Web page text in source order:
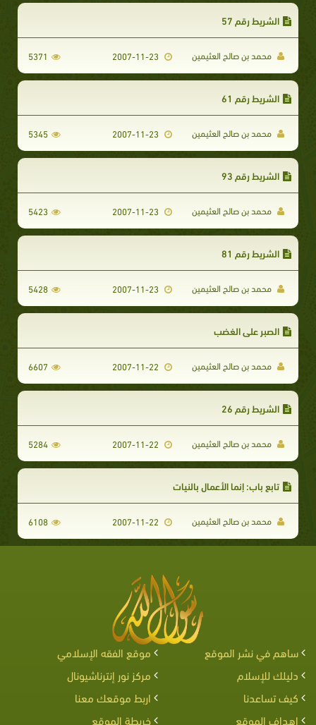
الشريط رقم 57
محمد بن صالح العثيمين 5371
الشريط رقم 61
محمد بن صالح العثيمين 5345
الشريط رقم 93
محمد بن صالح العثيمين 5423
الشريط رقم 81
محمد بن صالح العثيمين 5428
الصبر على الغضب
محمد بن صالح العثيمين 6607
الشريط رقم 26
محمد بن صالح العثيمين 5284
تابع باب: إنما الأعمال بالنيات
محمد بن صالح العثيمين 6108
ساهم في نشر الموقع
موقع الفقه الإسلامي
دليلك للإسلام
مركز نور إنترناشيونال
كيف تساعدنا
اربط موقعك معنا
اهداف الموقع
خريطة الموقع